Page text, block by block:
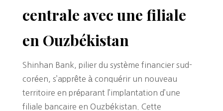
centrale avec une filiale
en Ouzbékistan
Shinhan Bank, pilier du système financier sud-
coréen, s’apprête à conquérir un nouveau
territoire en préparant l’implantation d’une
filiale bancaire en Ouzbékistan. Cette